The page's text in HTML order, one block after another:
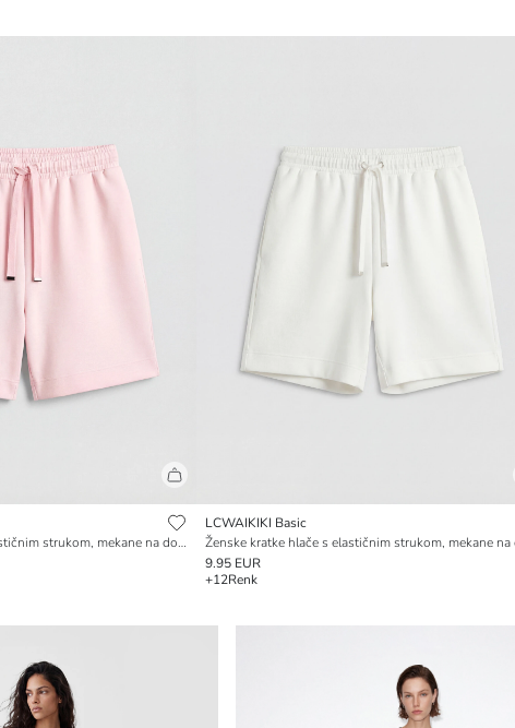
Ženske kratke hlače s elastičnim strukom, mekane na dodir
LCWAIKIKI Basic
9.95 EUR
+12Renk